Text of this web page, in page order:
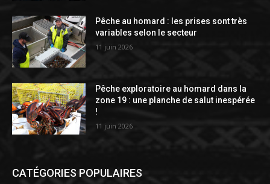
Pêche au homard : les prises sont très
variables selon le secteur
11 juin 2026
Pêche exploratoire au homard dans la
zone 19 : une planche de salut inespérée
!
11 juin 2026
CATÉGORIES POPULAIRES